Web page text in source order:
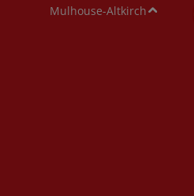
Mulhouse-Altkirch